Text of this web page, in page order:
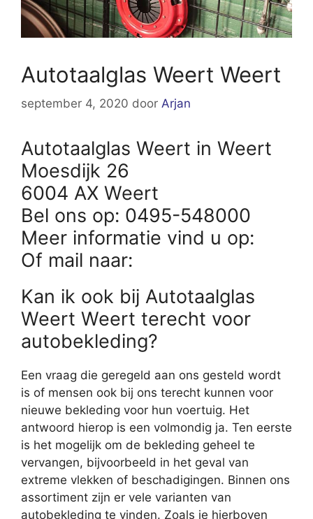
Autotaalglas Weert Weert
september 4, 2020 door Arjan
Autotaalglas Weert in Weert
Moesdijk 26
6004 AX Weert
Bel ons op: 0495-548000
Meer informatie vind u op:
Of mail naar:
Kan ik ook bij Autotaalglas
Weert Weert terecht voor
autobekleding?
Een vraag die geregeld aan ons gesteld wordt
is of mensen ook bij ons terecht kunnen voor
nieuwe bekleding voor hun voertuig. Het
antwoord hierop is een volmondig ja. Ten eerste
is het mogelijk om de bekleding geheel te
vervangen, bijvoorbeeld in het geval van
extreme vlekken of beschadigingen. Binnen ons
assortiment zijn er vele varianten van
autobekleding te vinden. Zoals je hierboven